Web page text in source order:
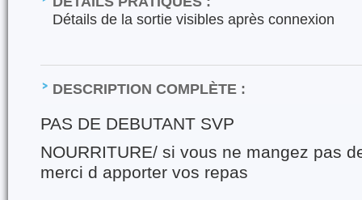
Détails de la sortie visibles après connexion
DESCRIPTION COMPLÈTE :
PAS DE DEBUTANT SVP
NOURRITURE/ si vous ne mangez pas
merci d apporter vos repas